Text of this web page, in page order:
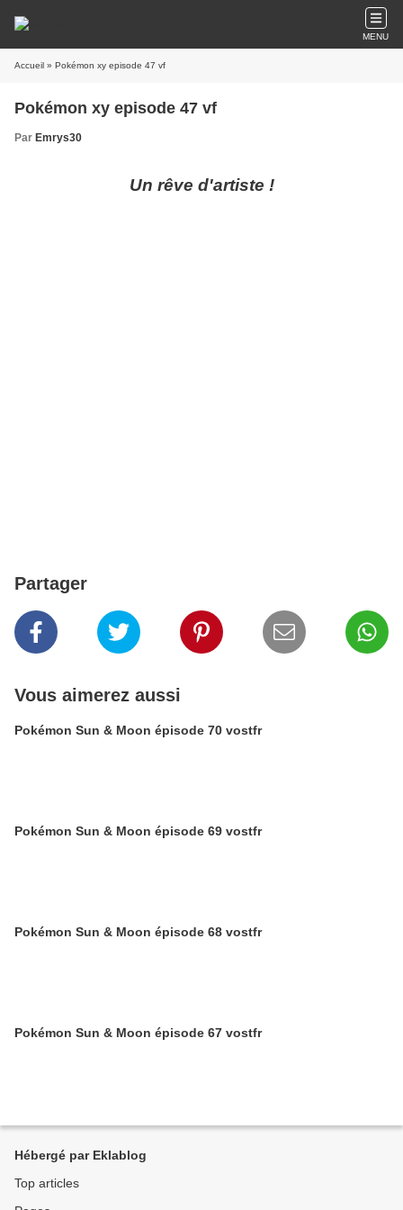
MENU
Accueil » Pokémon xy episode 47 vf
Pokémon xy episode 47 vf
Par Emrys30
Un rêve d'artiste !
Partager
Vous aimerez aussi
Pokémon Sun & Moon épisode 70 vostfr
Pokémon Sun & Moon épisode 69 vostfr
Pokémon Sun & Moon épisode 68 vostfr
Pokémon Sun & Moon épisode 67 vostfr
Hébergé par Eklablog
Top articles